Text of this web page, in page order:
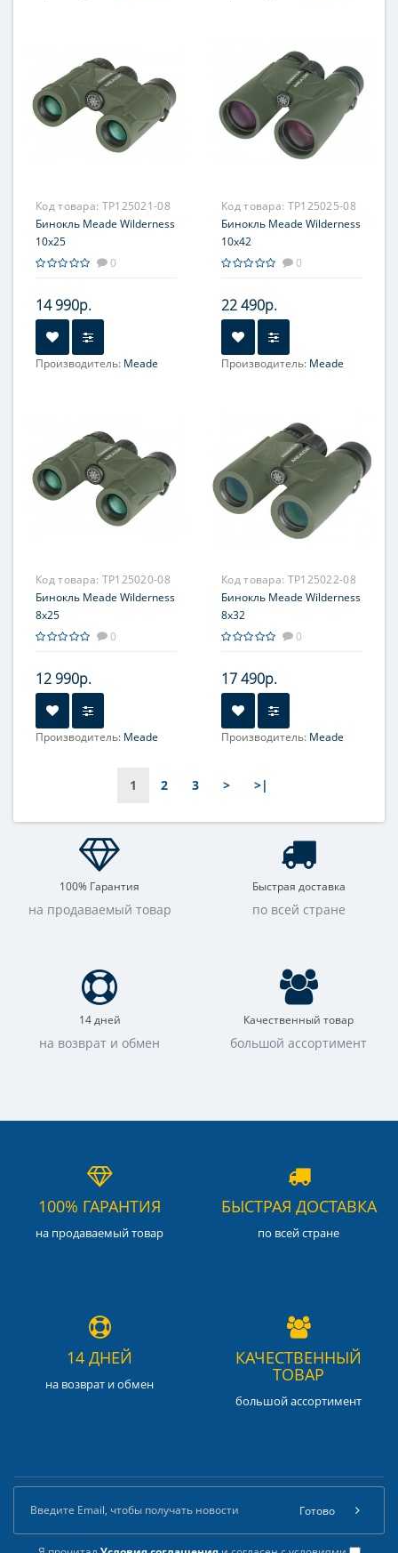
Центральная
Центральная
Код товара: TP125021-08
Бинокль Meade Wilderness
10x25
0
14 990р.
Производитель: Meade
Центральная
Код товара: TP125025-08
Бинокль Meade Wilderness
10x42
0
22 490р.
Производитель: Meade
Центральная
Код товара: TP125020-08
Бинокль Meade Wilderness
8x25
0
12 990р.
Производитель: Meade
Код товара: TP125022-08
Бинокль Meade Wilderness
8x32
0
17 490р.
Производитель: Meade
Фокусировка:
1 2 3 > >|
100% Гарантия
на продаваемый товар
Быстрая доставка
по всей стране
14 дней
на возврат и обмен
Качественный товар
большой ассортимент
100% ГАРАНТИЯ
на продаваемый товар
БЫСТРАЯ ДОСТАВКА
по всей стране
14 ДНЕЙ
на возврат и обмен
КАЧЕСТВЕННЫЙ
ТОВАР
большой ассортимент
Готово